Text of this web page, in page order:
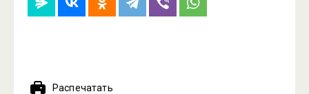
Распечатать